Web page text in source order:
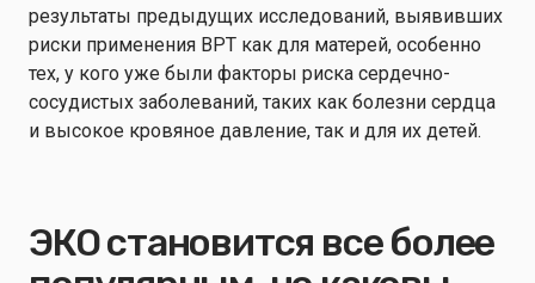
результаты предыдущих исследований, выявивших
риски применения ВРТ как для матерей, особенно
тех, у кого уже были факторы риска сердечно-
сосудистых заболеваний, таких как болезни сердца
и высокое кровяное давление, так и для их детей.
ЭКО становится все более